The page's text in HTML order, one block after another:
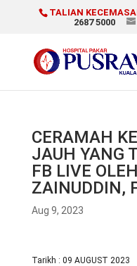
TALIAN
2687 5000
CERAMAH
JAUH YANG
FB LIVE
ZAINUDDIN,
Aug 9, 2023
Tarikh : 09 AUGUST 2023